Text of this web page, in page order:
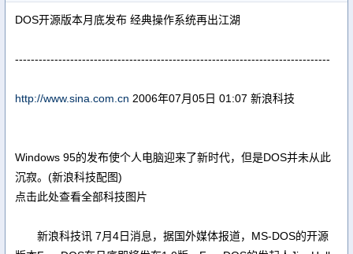
DOS开源版本月底发布 经典操作系统再出江湖
--------------------------------------------------------------------------------
http://www.sina.com.cn 2006年07月05日 01:07 新浪科技
Windows 95的发布使个人电脑迎来了新时代，但是DOS并未从此
沉寂。(新浪科技配图)
点击此处查看全部科技图片
新浪科技讯 7月4日消息，据国外媒体报道，MS-DOS的开源